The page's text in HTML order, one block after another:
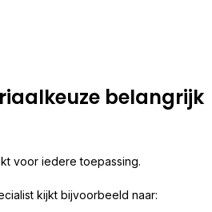
belangrijk
voor iedere toepassing.
kijkt bijvoorbeeld naar: